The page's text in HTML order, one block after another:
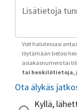
Lisätietoja
Voit halutessasi
löytämään tietosi
asiakasnumero tai
tai henkilötietoja,
Ota älykäs
Kyllä,